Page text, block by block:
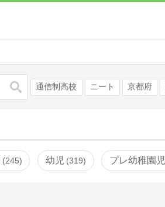
検索 通信制高校 ニート 京都府
245 幼児 319 プレ幼稚園児